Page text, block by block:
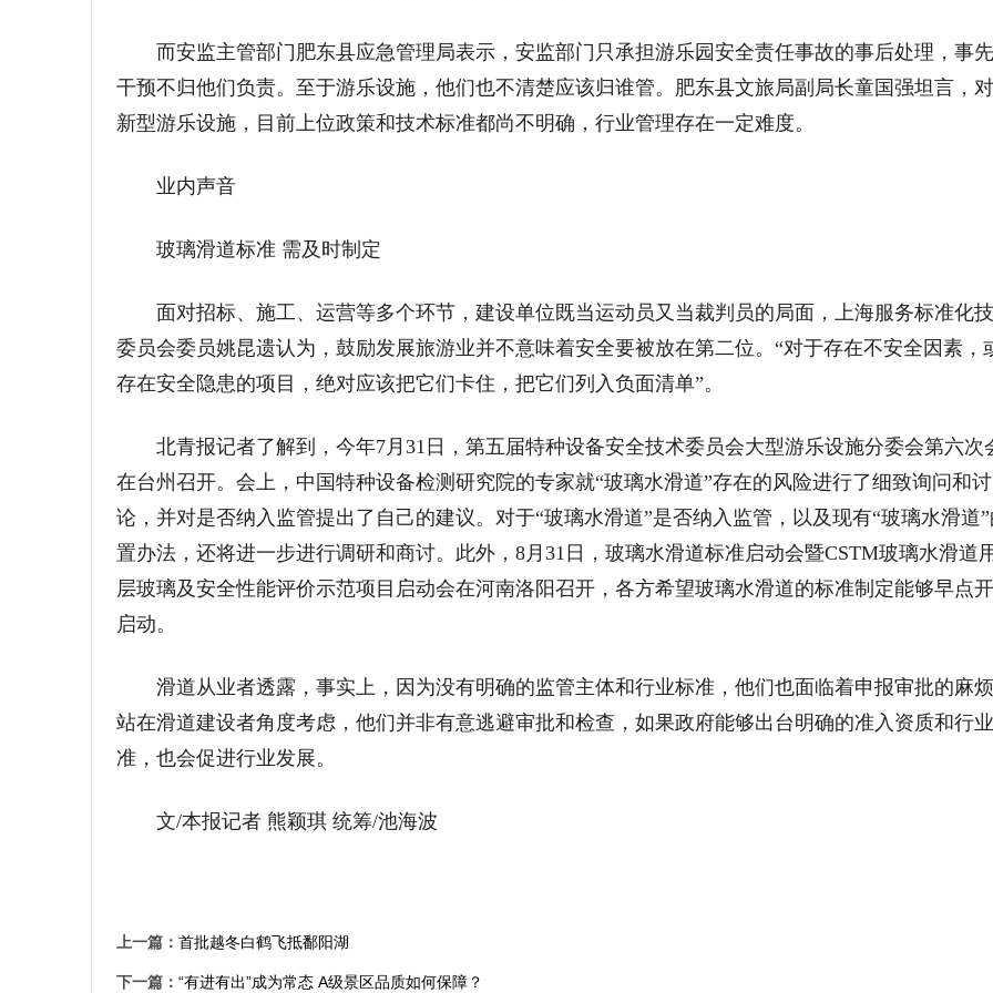
而安监主管部门肥东县应急管理局表示，安监部门只承担游乐园安全责任事故的事后处理，事
干预不归他们负责。至于游乐设施，他们也不清楚应该归谁管。肥东县文旅局副局长童国强坦言，
新型游乐设施，目前上位政策和技术标准都尚不明确，行业管理存在一定难度。
业内声音
玻璃滑道标准 需及时制定
面对招标、施工、运营等多个环节，建设单位既当运动员又当裁判员的局面，上海服务标准化
委员会委员姚昆遗认为，鼓励发展旅游业并不意味着安全要被放在第二位。“对于存在不安全因素，
存在安全隐患的项目，绝对应该把它们卡住，把它们列入负面清单”。
北青报记者了解到，今年7月31日，第五届特种设备安全技术委员会大型游乐设施分委会第六次
在台州召开。会上，中国特种设备检测研究院的专家就“玻璃水滑道”存在的风险进行了细致询问和讨
论，并对是否纳入监管提出了自己的建议。对于“玻璃水滑道”是否纳入监管，以及现有“玻璃水滑道
置办法，还将进一步进行调研和商讨。此外，8月31日，玻璃水滑道标准启动会暨CSTM玻璃水滑道
层玻璃及安全性能评价示范项目启动会在河南洛阳召开，各方希望玻璃水滑道的标准制定能够早点
启动。
滑道从业者透露，事实上，因为没有明确的监管主体和行业标准，他们也面临着申报审批的麻烦
站在滑道建设者角度考虑，他们并非有意逃避审批和检查，如果政府能够出台明确的准入资质和行
准，也会促进行业发展。
文/本报记者 熊颖琪 统筹/池海波
上一篇： 首批越冬白鹤飞抵鄱阳湖
下一篇： “有进有出”成为常态 A级景区品质如何保障？